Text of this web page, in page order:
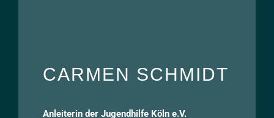
CARMEN SCHMIDT
Anleiterin der Jugendhilfe Köln e.V.